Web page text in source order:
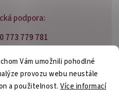
Vám umožnili pohodlné
provozu webu neustále
a použitelnost. Více informací
podpora:
773 779 781